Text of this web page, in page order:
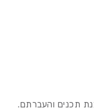
תכנים והעברתם.